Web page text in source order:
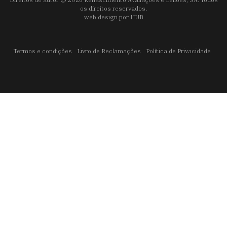
os direitos reservados.
web design por HUB
Termos e condições Livro de Reclamações Política de Privacidade